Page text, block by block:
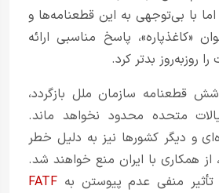
با بی‌توجهی به این قطعنامه‌ها و
«کاغذپاره»، پاسخ مناسبی ارائه
روزبه‌روز بدتر کرد.
قطعنامه سازمان ملل بازگردد،
متحده محدود نخواهد ماند.
و دیگر کشورها نیز به دلیل خطر
از همکاری با ایران منع خواهند شد.
منفی عدم پیوستن به FATF